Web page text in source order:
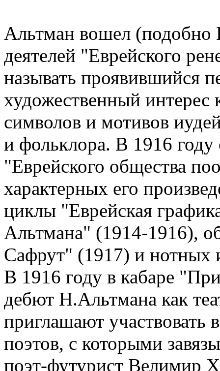
Альтман вошел
деятелей "Еврейского
называть проявившийся
художественный
символов и мотивов
и фольклора. В 1916 году
"Еврейского общества
характерных его
циклы "Еврейская
Альтмана" (1914-1916),
Сафрут" (1917) и нотных
В 1916 году в кабаре
дебют Н.Альтмана как
приглашают участвовать
поэтов, с которыми
поэт-футурист Велимир